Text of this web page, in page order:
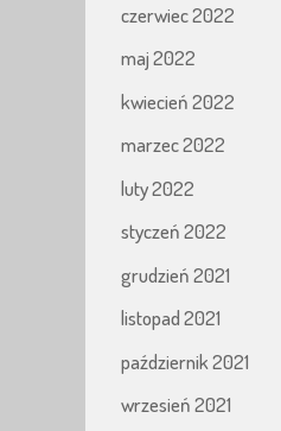
czerwiec 2022
maj 2022
kwiecień 2022
marzec 2022
luty 2022
styczeń 2022
grudzień 2021
listopad 2021
październik 2021
wrzesień 2021